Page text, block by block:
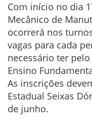
Com início no dia
Mecânico de
ocorrerá nos
vagas para cada
necessário ter
Ensino
As inscrições
Estadual Seixas
de junho.